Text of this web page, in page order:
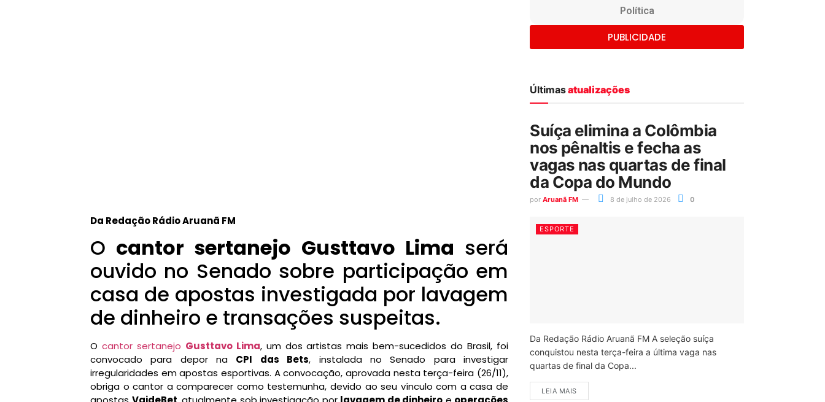
Da Redação Rádio Aruanã FM
O cantor sertanejo Gusttavo Lima será
ouvido no Senado sobre participação em
casa de apostas investigada por lavagem
de dinheiro e transações suspeitas.
O cantor sertanejo Gusttavo Lima, um dos artistas mais bem-sucedidos do Brasil, foi
convocado para depor na CPI das Bets, instalada no Senado para investigar
irregularidades em apostas esportivas. A convocação, aprovada nesta terça-feira (26/11),
obriga o cantor a comparecer como testemunha, devido ao seu vínculo com a casa de
Política
PUBLICIDADE
Últimasatualizações
Suíça elimina a Colômbia
nos pênaltis e fecha as
vagas nas quartas de final
da Copa do Mundo
por Aruanã FM 8 de julho de 2026 0
ESPORTE
Da Redação Rádio Aruanã FM A seleção suíça
conquistou nesta terça-feira a última vaga nas
quartas de final da Copa...
LEIA MAIS